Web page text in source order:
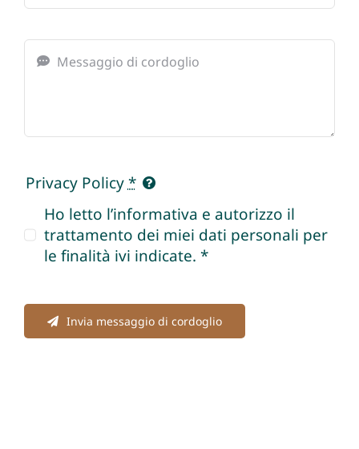
Privacy Policy*
Ho letto l’informativa e autorizzo il
trattamento dei miei dati personali per
le finalità ivi indicate. *
Invia messaggio di cordoglio